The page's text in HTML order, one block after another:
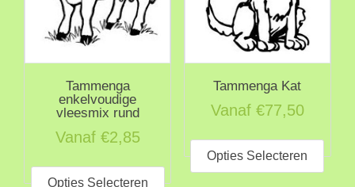
Tammenga
enkelvoudige
vleesmix rund
Vanaf €2,85
Opties Selecteren
product
Tammenga Kat
Vanaf €77,50
Opties Selecteren
heeft